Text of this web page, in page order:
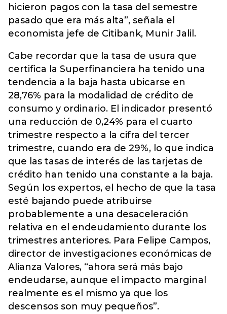
hicieron pagos con la tasa del semestre
pasado que era más alta”, señala el
economista jefe de Citibank, Munir Jalil.
Cabe recordar que la tasa de usura que
certifica la Superfinanciera ha tenido una
tendencia a la baja hasta ubicarse en
28,76% para la modalidad de crédito de
consumo y ordinario. El indicador presentó
una reducción de 0,24% para el cuarto
trimestre respecto a la cifra del tercer
trimestre, cuando era de 29%, lo que indica
que las tasas de interés de las tarjetas de
crédito han tenido una constante a la baja.
Según los expertos, el hecho de que la tasa
esté bajando puede atribuirse
probablemente a una desaceleración
relativa en el endeudamiento durante los
trimestres anteriores. Para Felipe Campos,
director de investigaciones económicas de
Alianza Valores, “ahora será más bajo
endeudarse, aunque el impacto marginal
realmente es el mismo ya que los
descensos son muy pequeños”.